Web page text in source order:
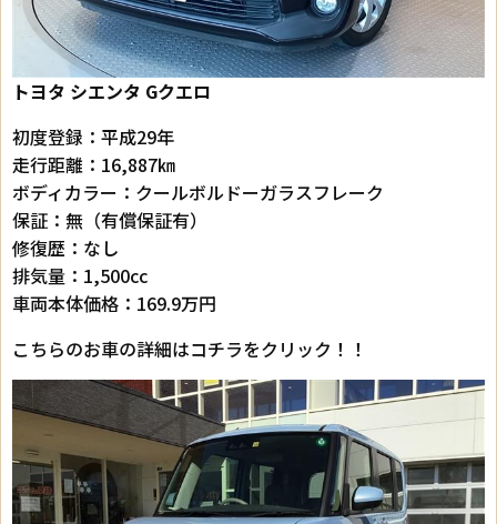
トヨタ シエンタ Gクエロ
初度登録：平成29年
走行距離：16,887㎞
ボディカラー：クールボルドーガラスフレーク
保証：無（有償保証有）
修復歴：なし
排気量：1,500cc
車両本体価格：169.9万円
こちらのお車の詳細はコチラをクリック！！